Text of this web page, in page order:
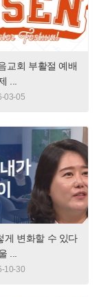
교회 부활절 예배
...
03-05
게 변화할 수 있다
...
10-30